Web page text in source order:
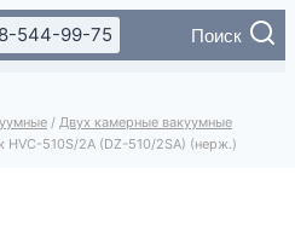
544-99-75 Поиск
/ Двух камерные вакуумные
HVC-510S/2A (DZ-510/2SA) (нерж.)